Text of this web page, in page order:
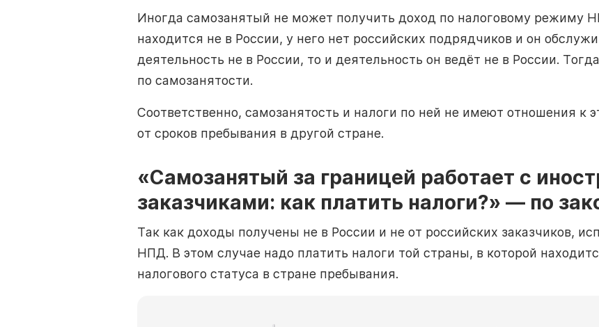
Иногда самозанятый не может получить доход по налоговому режиму
находится не в России, у него нет российских подрядчиков и он
деятельность не в России, то и деятельность он ведёт не в России.
по самозанятости.
Соответственно, самозанятость и налоги по ней не имеют отношения к
от сроков пребывания в другой стране.
«Самозанятый за границей работает с
заказчиками: как платить налоги?» — по
Так как доходы получены не в России и не от российских заказчиков,
НПД. В этом случае надо платить налоги той страны, в которой
налогового статуса в стране пребывания.